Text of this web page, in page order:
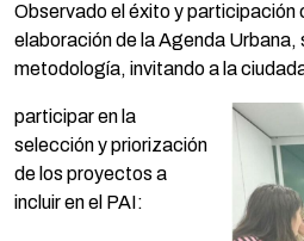
Observado el éxito y participación
elaboración de la Agenda Urbana,
metodología, invitando a la
participar en la
selección y priorización
de los proyectos a
incluir en el PAI: